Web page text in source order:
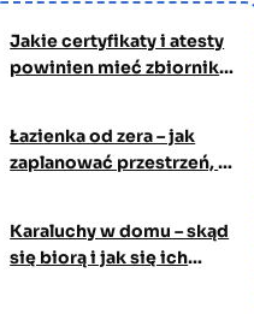
Jakie certyfikaty i atesty
powinien mieć zbiornik
Łazienka od zera – jak
zaplanować przestrzeń, w
Karaluchy w domu – skąd
się biorą i jak się ich